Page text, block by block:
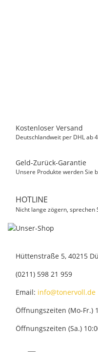
Kostenloser Versand
Deutschlandweit per DHL ab
Geld-Zurück-Garantie
Unsere Produkte werden Sie
HOTLINE
Nicht lange zögern, sprechen
Hüttenstraße 5, 40215
(0211) 598 21 959
Email: info@tonervoll.de
Öffnungszeiten (Mo-Fr.)
Öffnungszeiten (Sa.)